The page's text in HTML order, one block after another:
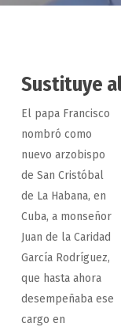
Sustituye
El papa Francisco
nombró como
nuevo arzobispo
de San Cristóbal
de La Habana, en
Cuba, a monseñor
Juan de la Caridad
García Rodríguez,
que hasta ahora
desempeñaba ese
cargo en